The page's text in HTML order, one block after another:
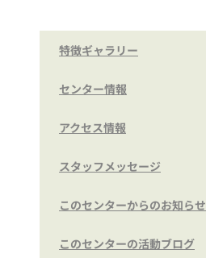
特徴ギャラリー
センター情報
アクセス情報
スタッフメッセージ
このセンターからのお知らせ
このセンターの活動ブログ